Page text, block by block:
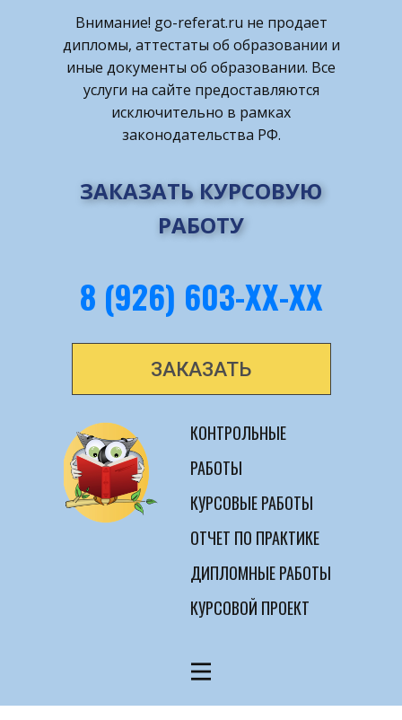
Внимание! ​go-referat.ru не продает
дипломы, аттестаты об образовании и
иные документы об образовании. Все
услуги на сайте предоставляются
исключительно в рамках
законодательства РФ.
ЗАКАЗАТЬ КУРСОВУЮ
РАБОТУ
8 (926) 603-ХХ-ХХ
ЗАКАЗАТЬ
КОНТРОЛЬНЫЕ
РАБОТЫ
КУРСОВЫЕ РАБОТЫ
ОТЧЕТ ПО ПРАКТИКЕ
ДИПЛОМНЫЕ РАБОТЫ
КУРСОВОЙ ПРОЕКТ